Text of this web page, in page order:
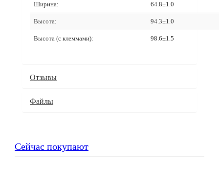
Ширина: 64.8±1.0
Высота: 94.3±1.0
Высота (с клеммами): 98.6±1.5
Отзывы
Файлы
Сейчас покупают